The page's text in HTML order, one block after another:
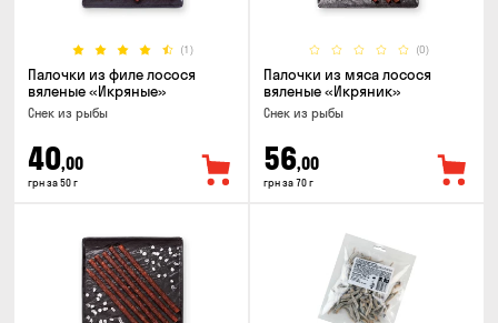
(1)
Палочки из филе лосося
вяленые «Икряные»
Снек из рыбы
40,00
грн за 50 г
(0)
Палочки из мяса лосося
вяленые «Икряник»
Снек из рыбы
56,00
грн за 70 г